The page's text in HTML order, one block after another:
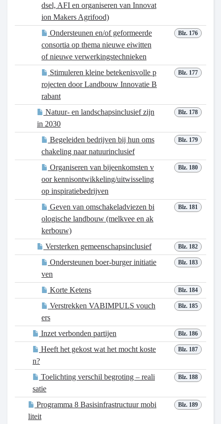
dsel, AFI en organiseren van Innovat
ion Makers Agrifood)
Blz. 176
Ondersteunen en/of geformeerde
consortia op thema nieuwe eiwitten
of nieuwe verwerkingstechnieken
Blz. 177
Stimuleren kleine betekenisvolle p
rojecten door Landbouw Innovatie B
rabant
Blz. 178
Natuur- en landschapsinclusief zijn
in 2030
Blz. 179
Begeleiden bedrijven bij hun oms
chakeling naar natuurinclusief
Blz. 180
Organiseren van bijeenkomsten v
oor kennisontwikkeling/uitwisseling
op inspiratiebedrijven
Blz. 181
Geven van omschakeladviezen bi
ologische landbouw (melkvee en ak
kerbouw)
Blz. 182
Versterken gemeenschapsinclusief
Blz. 183
Ondersteunen boer-burger initiatie
ven
Blz. 184
Korte Ketens
Blz. 185
Verstrekken VABIMPULS vouch
ers
Blz. 186
Inzet verbonden partijen
Blz. 187
Heeft het gekost wat het mocht koste
n?
Blz. 188
Toelichting verschil begroting – reali
satie
Blz. 189
Programma 8 Basisinfrastructuur mobi
liteit